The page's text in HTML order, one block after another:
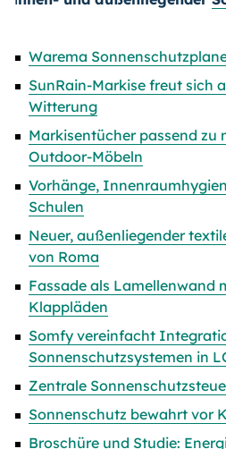
Warema
SunRain-Markise freut sich
Witterung
Markisentücher passend zu
Outdoor-Möbeln
Vorhänge,
Schulen
Neuer, außenliegender
von Roma
Fassade als Lamellenwand
Klappläden
Somfy vereinfacht
Sonnenschutzsystemen in
Zentrale
Sonnenschutz bewahrt vor
Broschüre und Studie: